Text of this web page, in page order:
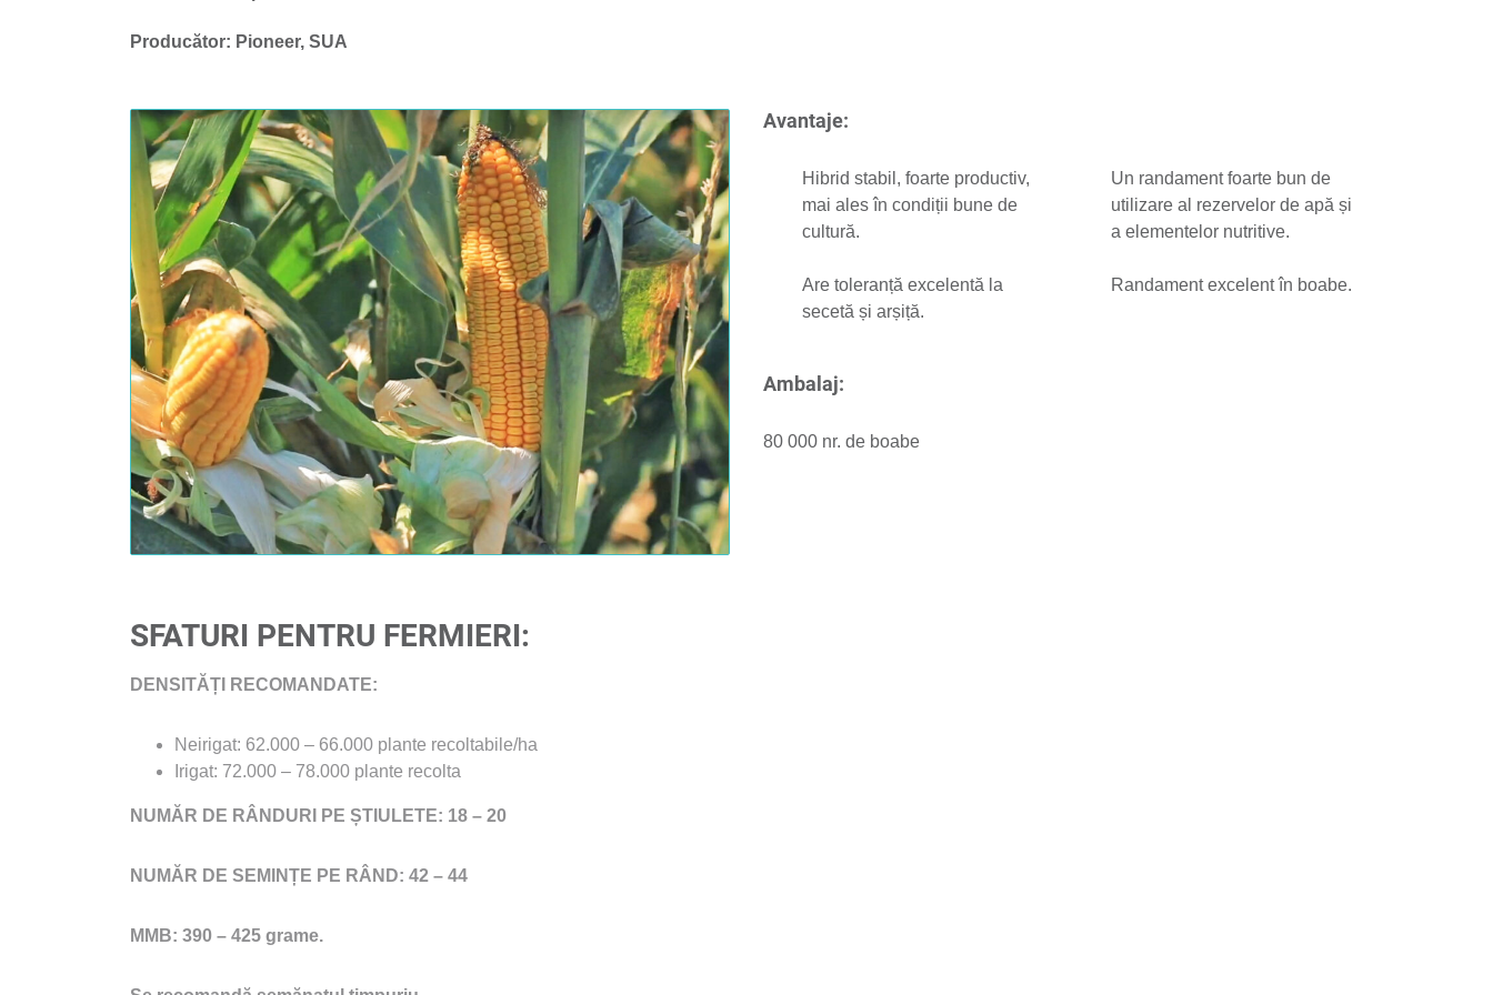
Producător: Pioneer, SUA
Avantaje:
Hibrid stabil, foarte productiv,
mai ales în condiții bune de
cultură.
Are toleranță excelentă la
secetă și arșiță.
Un randament foarte bun de
utilizare al rezervelor de apă și
a elementelor nutritive.
Randament excelent în boabe.
Ambalaj:
80 000 nr. de boabe
SFATURI PENTRU FERMIERI:
DENSITĂȚI RECOMANDATE:
Neirigat: 62.000 – 66.000 plante recoltabile/ha
Irigat: 72.000 – 78.000 plante recolta
NUMĂR DE RÂNDURI PE ȘTIULETE: 18 – 20
NUMĂR DE SEMINȚE PE RÂND: 42 – 44
MMB: 390 – 425 grame.